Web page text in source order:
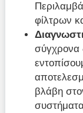
φίλτρων
σύγχρονα
βλάβη